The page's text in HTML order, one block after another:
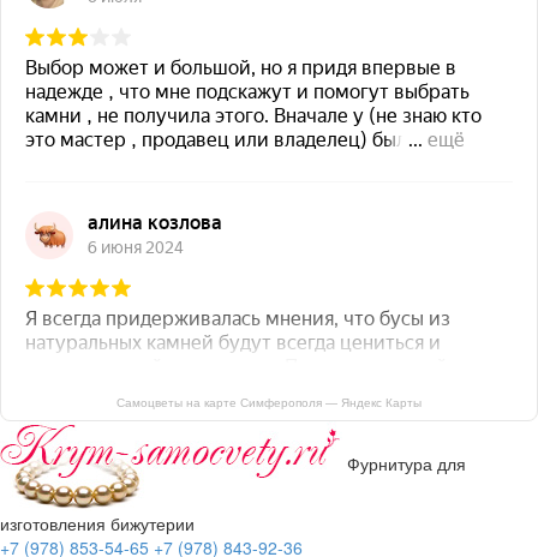
Самоцветы на карте Симферополя — Яндекс Карты
Фурнитура для
изготовления бижутерии
+7 (978) 853-54-65 +7 (978) 843-92-36